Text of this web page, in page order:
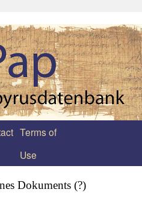
Terms of
Use
Dokuments (?)